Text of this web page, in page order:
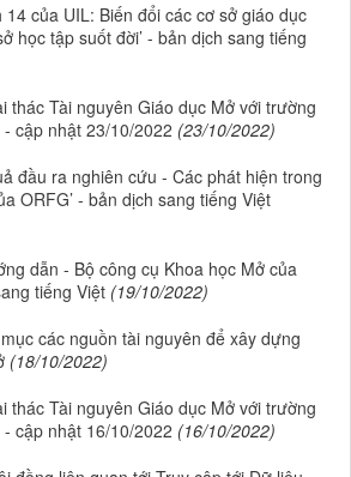
14 của UIL: Biến đổi các cơ sở giáo dục
học tập suốt đời’ - bản dịch sang tiếng
thác Tài nguyên Giáo dục Mở với trường
cập nhật 23/10/2022 (23/10/2022)
đầu ra nghiên cứu - Các phát hiện trong
ORFG’ - bản dịch sang tiếng Việt
dẫn - Bộ công cụ Khoa học Mở của
tiếng Việt (19/10/2022)
các nguồn tài nguyên để xây dựng
(18/10/2022)
thác Tài nguyên Giáo dục Mở với trường
cập nhật 16/10/2022 (16/10/2022)